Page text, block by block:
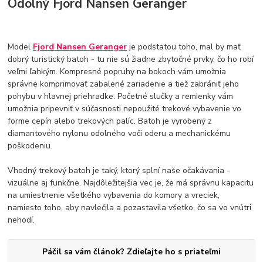
Model Fjord Nansen Geranger je podstatou toho, mal by mať
dobrý turistický batoh - tu nie sú žiadne zbytočné prvky, čo ho robí
veľmi ľahkým. Kompresné popruhy na bokoch vám umožnia
správne komprimovať zabalené zariadenie a tiež zabrániť jeho
pohybu v hlavnej priehradke. Početné slučky a remienky vám
umožnia pripevniť v súčasnosti nepoužité trekové vybavenie vo
forme cepín alebo trekových palíc. Batoh je vyrobený z
diamantového nylonu odolného voči oderu a mechanickému
poškodeniu.
Vhodný trekový batoh je taký, ktorý splní naše očakávania -
vizuálne aj funkčne. Najdôležitejšia vec je, že má správnu kapacitu
na umiestnenie všetkého vybavenia do komory a vreciek,
namiesto toho, aby navlečila a pozastavila všetko, čo sa vo vnútri
nehodí.
Páčil sa vám článok? Zdieľajte ho s priateľmi